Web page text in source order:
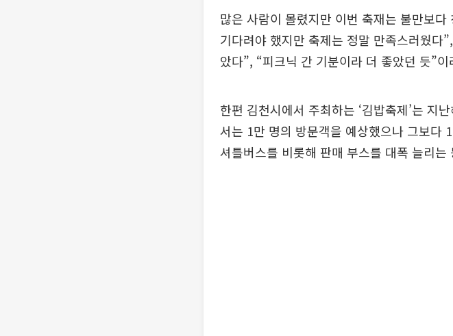
많은 사람이 몰렸지만 이번 축재는 불만보
기다려야 했지만 축제는 정말 만족스러웠다
았다”, “피크닉 간 기분이라 더 좋았던 듯”
한편 김천시에서 주최하는 ‘김밥축제’는 지
서는 1만 명의 방문객을 예상했으나 그보다
셔틀버스를 비롯해 판매 부스를 대폭 늘리는